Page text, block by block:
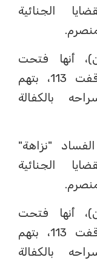
الجنائية
أنها فتحت
تحقيقات مع 371 موظفاً وأوقفت 113، بتهم
بالكفالة
"نزاهة"
الجنائية
أنها فتحت
تحقيقات مع 371 موظفاً وأوقفت 113، بتهم
بالكفالة